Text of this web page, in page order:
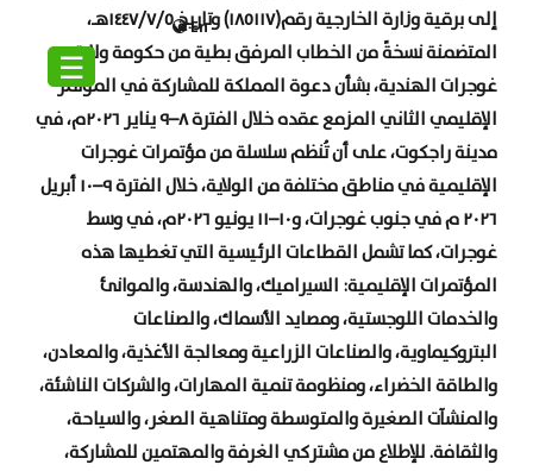
En
☰
إلى برقية وزارة الخارجية رقم(١٨٥١١٧) وتاريخ ١٤٤٧/٧/٥هـ،
المتضمنة نسخةً من الخطاب المرفق بطية من حكومة ولاية
غوجرات الهندية، بشأن دعوة المملكة للمشاركة في المؤتمر
الإقليمي الثاني المزمع عقده خلال الفترة ٨–٩ يناير ٢٠٢٦م، في
مدينة راجكوت، على أن تُنظم سلسلة من مؤتمرات غوجرات
الإقليمية في مناطق مختلفة من الولاية، خلال الفترة ٩–١٠ أبريل
٢٠٢٦ م في جنوب غوجرات، و١٠–١١ يونيو ٢٠٢٦م، في وسط
غوجرات، كما تشمل القطاعات الرئيسية التي تغطيها هذه
المؤتمرات الإقليمية: السيراميك، والهندسة، والموانئ
والخدمات اللوجستية، ومصايد الأسماك، والصناعات
البتروكيماوية، والصناعات الزراعية ومعالجة الأغذية، والمعادن،
والطاقة الخضراء، ومنظومة تنمية المهارات، والشركات الناشئة،
والمنشآت الصغيرة والمتوسطة ومتناهية الصغر، والسياحة،
والثقافة. للإطلاع من مشتركي الغرفة والمهتمين للمشاركة،